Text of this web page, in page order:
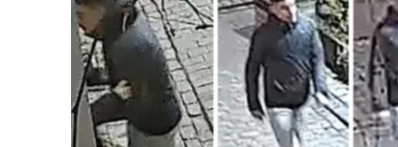
06 août 2026 Consulter l'article "La police lance un avis
La Commune d’Ixelles ouvre un
registre de condoléances en
mémoire de Jaswinder Singh,